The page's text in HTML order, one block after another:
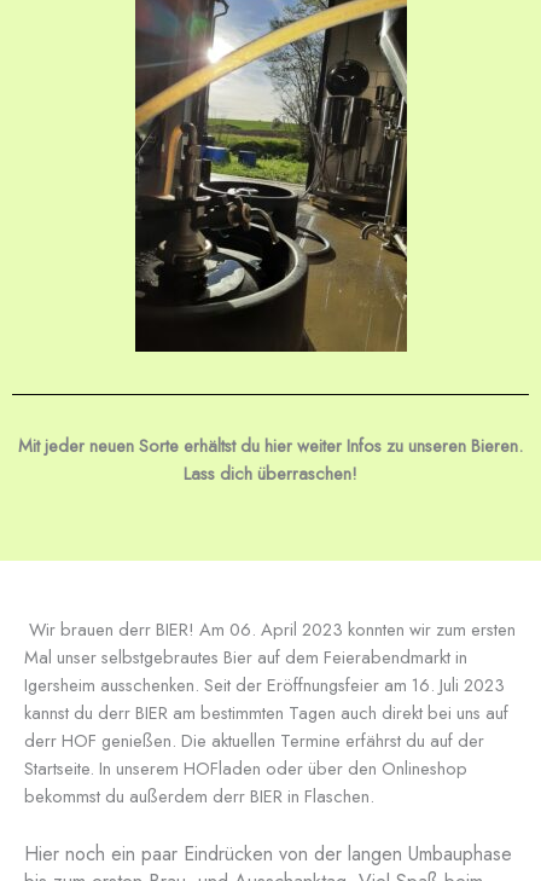
Mit jeder neuen Sorte erhältst du hier weiter Infos zu unseren Bieren.
Lass dich überraschen!
Wir brauen derr BIER! Am 06. April 2023 konnten wir zum ersten
Mal unser selbstgebrautes Bier auf dem Feierabendmarkt in
Igersheim ausschenken. Seit der Eröffnungsfeier am 16. Juli 2023
kannst du derr BIER am bestimmten Tagen auch direkt bei uns auf
derr HOF genießen. Die aktuellen Termine erfährst du auf der
Startseite. In unserem HOFladen oder über den Onlineshop
bekommst du außerdem derr BIER in Flaschen.
Hier noch ein paar Eindrücken von der langen Umbauphase